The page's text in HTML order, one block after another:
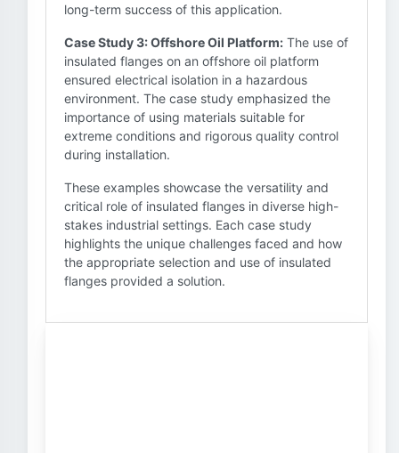
long-term success of this application.
Case Study 3: Offshore Oil Platform: The use of
insulated flanges on an offshore oil platform
ensured electrical isolation in a hazardous
environment. The case study emphasized the
importance of using materials suitable for
extreme conditions and rigorous quality control
during installation.
These examples showcase the versatility and
critical role of insulated flanges in diverse high-
stakes industrial settings. Each case study
highlights the unique challenges faced and how
the appropriate selection and use of insulated
flanges provided a solution.